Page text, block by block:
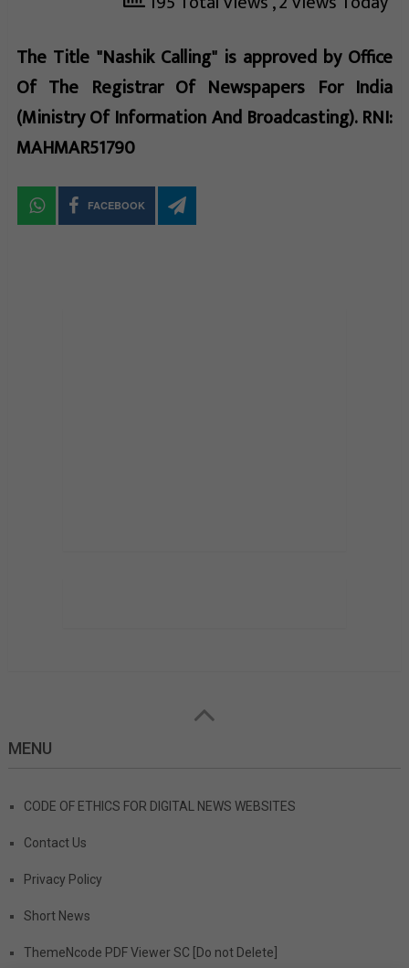
The Title "Nashik Calling" is approved by Office
Of The Registrar Of Newspapers For India
(Ministry Of Information And Broadcasting). RNI:
MAHMAR51790
FACEBOOK
MENU
CODE OF ETHICS FOR DIGITAL NEWS WEBSITES
Contact Us
Privacy Policy
Short News
ThemeNcode PDF Viewer SC [Do not Delete]